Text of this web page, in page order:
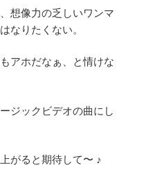
想像力の乏しいワンマ
なりたくない。
アホだなぁ、と情けな
ジックビデオの曲にし
がると期待して〜 ♪